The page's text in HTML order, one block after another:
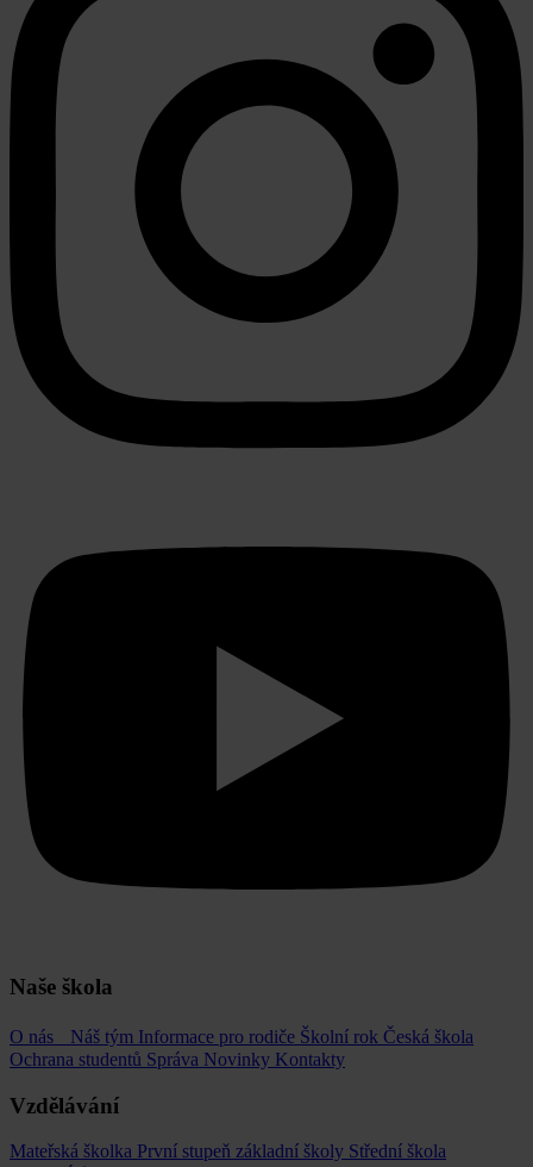
Naše škola
O nás Náš tým Informace pro rodiče Školní rok Česká škola
Ochrana studentů Správa Novinky Kontakty
Vzdělávání
Mateřská školka První stupeň základní školy Střední škola